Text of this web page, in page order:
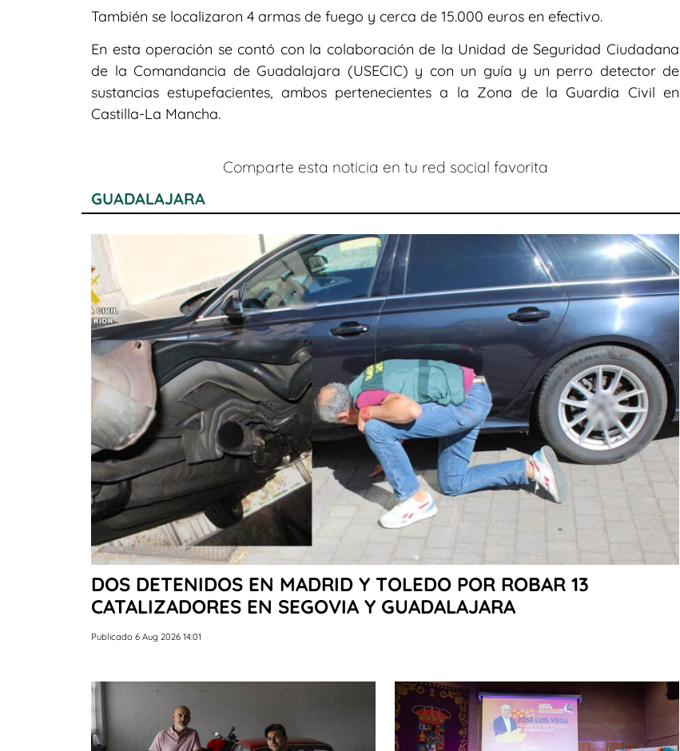
También se localizaron 4 armas de fuego y cerca de 15.000 euros en efectivo.
En esta operación se contó con la colaboración de la Unidad de Seguridad Ciudadana
de la Comandancia de Guadalajara (USECIC) y con un guía y un perro detector de
sustancias estupefacientes, ambos pertenecientes a la Zona de la Guardia Civil en
Castilla-La Mancha.
Comparte esta noticia en tu red social favorita
GUADALAJARA
DOS DETENIDOS EN MADRID Y TOLEDO POR ROBAR 13
CATALIZADORES EN SEGOVIA Y GUADALAJARA
Publicado 6 Aug 2026 14:01